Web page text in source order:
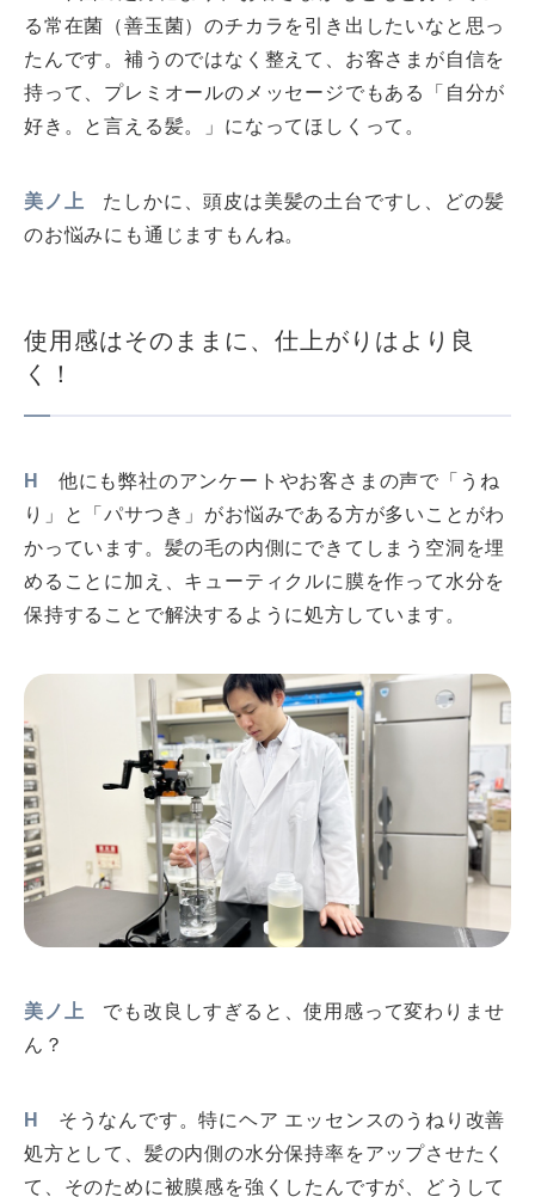
る常在菌（善玉菌）のチカラを引き出したいなと思っ
たんです。補うのではなく整えて、お客さまが自信を
持って、プレミオールのメッセージでもある「自分が
好き。と言える髪。」になってほしくって。
美ノ上
たしかに、頭皮は美髪の土台ですし、どの髪
のお悩みにも通じますもんね。
使用感はそのままに、仕上がりはより良
く！
H
他にも弊社のアンケートやお客さまの声で「うね
り」と「パサつき」がお悩みである方が多いことがわ
かっています。髪の毛の内側にできてしまう空洞を埋
めることに加え、キューティクルに膜を作って水分を
保持することで解決するように処方しています。
美ノ上
でも改良しすぎると、使用感って変わりませ
ん？
H
そうなんです。特にヘア エッセンスのうねり改善
処方として、髪の内側の水分保持率をアップさせたく
て、そのために被膜感を強くしたんですが、どうして